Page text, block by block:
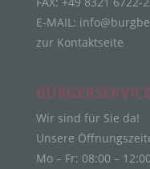
E-MAIL:
zur Kontaktseite
BÜRGERSERVICE
Wir sind für Sie da!
Unsere
Mo – Fr: 08:00 –
die Einschränkung,
Vernichtung.
Einschränkung der
gespeicherter
Ziel, ihre künftige
e) Profiling